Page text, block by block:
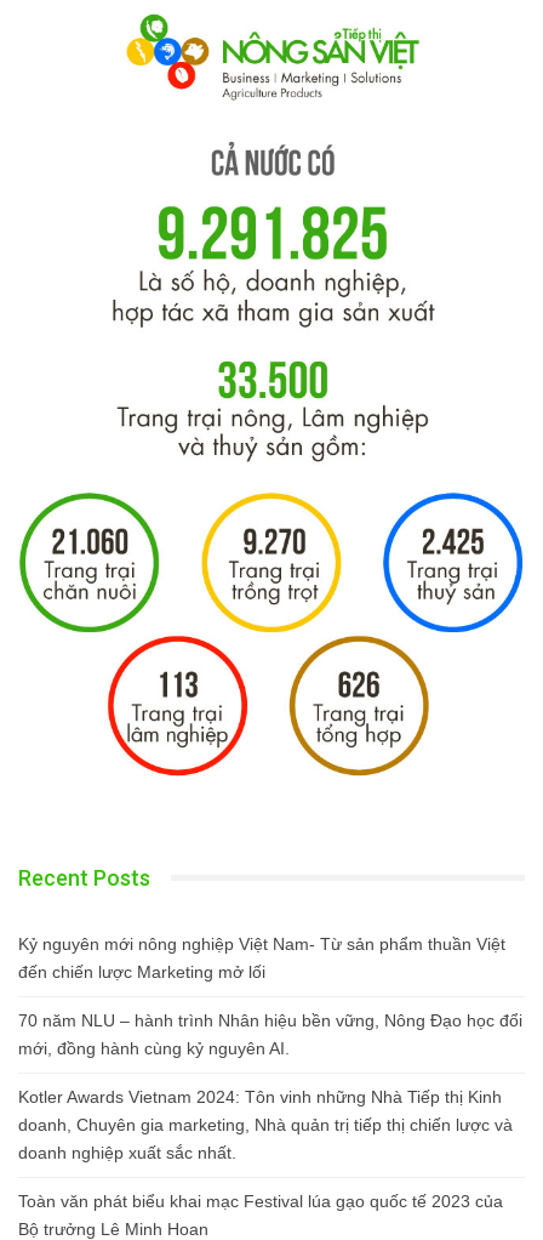
Recent Posts
Kỷ nguyên mới nông nghiệp Việt Nam- Từ sản phẩm thuần Việt
đến chiến lược Marketing mở lối
70 năm NLU – hành trình Nhân hiệu bền vững, Nông Đạo học đổi
mới, đồng hành cùng kỷ nguyên AI.
Kotler Awards Vietnam 2024: Tôn vinh những Nhà Tiếp thị Kinh
doanh, Chuyên gia marketing, Nhà quản trị tiếp thị chiến lược và
doanh nghiệp xuất sắc nhất.
Toàn văn phát biểu khai mạc Festival lúa gạo quốc tế 2023 của
Bộ trưởng Lê Minh Hoan